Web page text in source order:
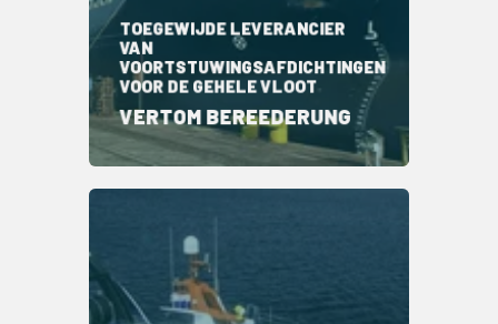
TOEGEWIJDE LEVERANCIER
VAN
VOORTSTUWINGSAFDICHTINGEN
VOOR DE GEHELE VLOOT
VERTOM BEREEDERUNG